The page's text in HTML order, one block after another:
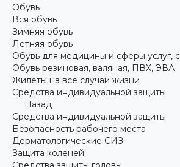
Обувь
Вся обувь
Зимняя обувь
Летняя обувь
Обувь для медицины и сферы услуг,
Обувь резиновая, валяная, ПВХ, ЭВА
Жилеты на все случаи жизни
Средства индивидуальной защиты
Назад
Средства индивидуальной защиты
Безопасность рабочего места
Дерматологические СИЗ
Защита коленей